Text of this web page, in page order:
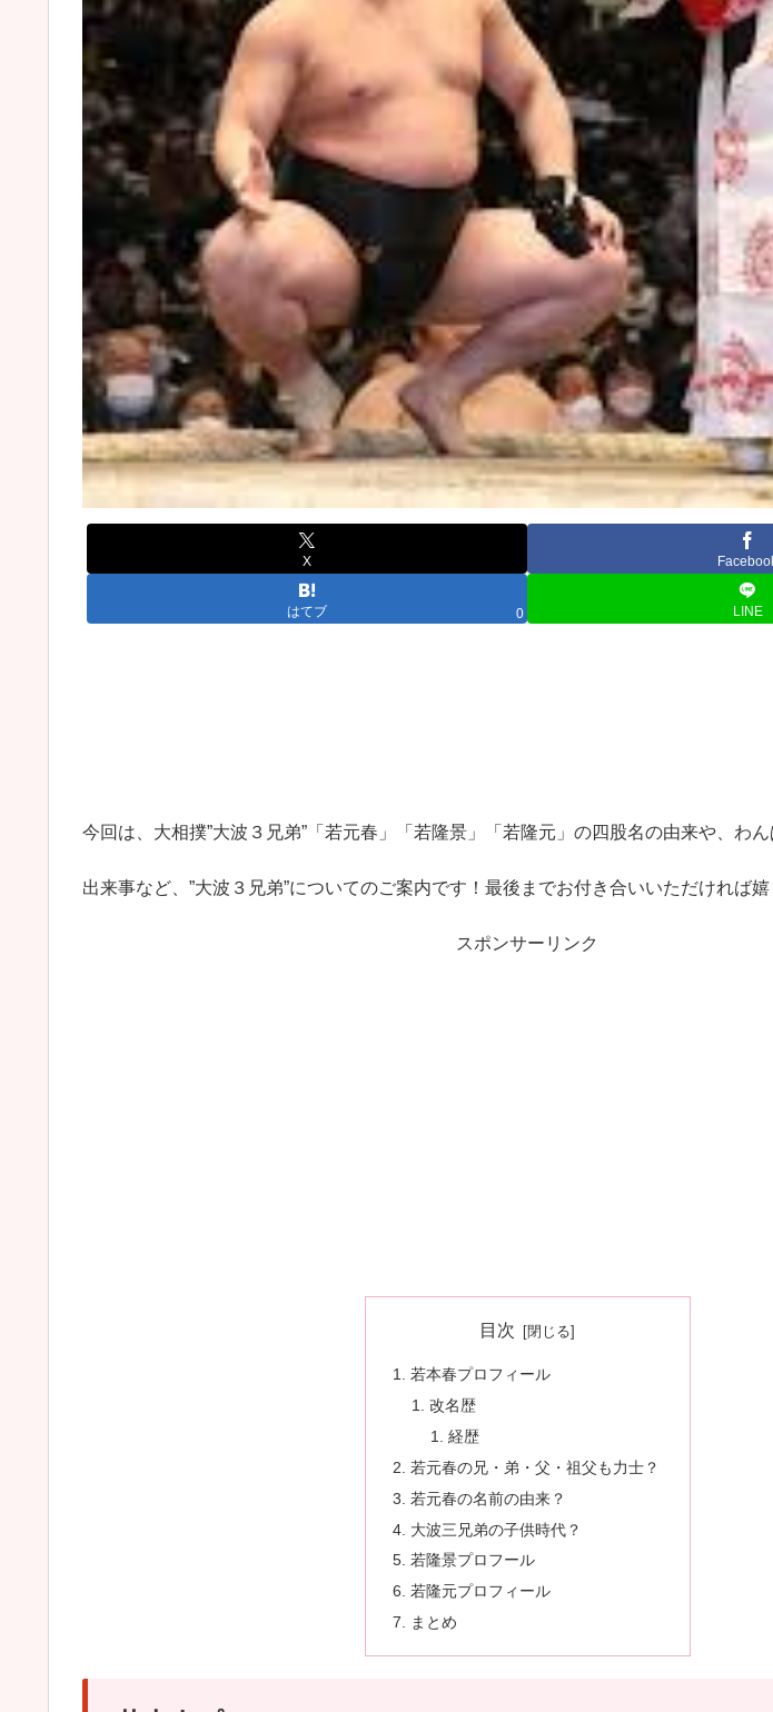
X
はてブ 0 LINE
今回は、大相撲”大波３兄弟”「若元春」「若隆景」「若隆元」の四股名の由来や、わ
出来事など、”大波３兄弟”についてのご案内です！最後までお付き合いいただければ
スポンサーリンク
目次
若本春プロフィール
改名歴
経歴
若元春の兄・弟・父・祖父も力士？
若元春の名前の由来？
大波三兄弟の子供時代？
若隆景プロフール
若隆元プロフィール
まとめ